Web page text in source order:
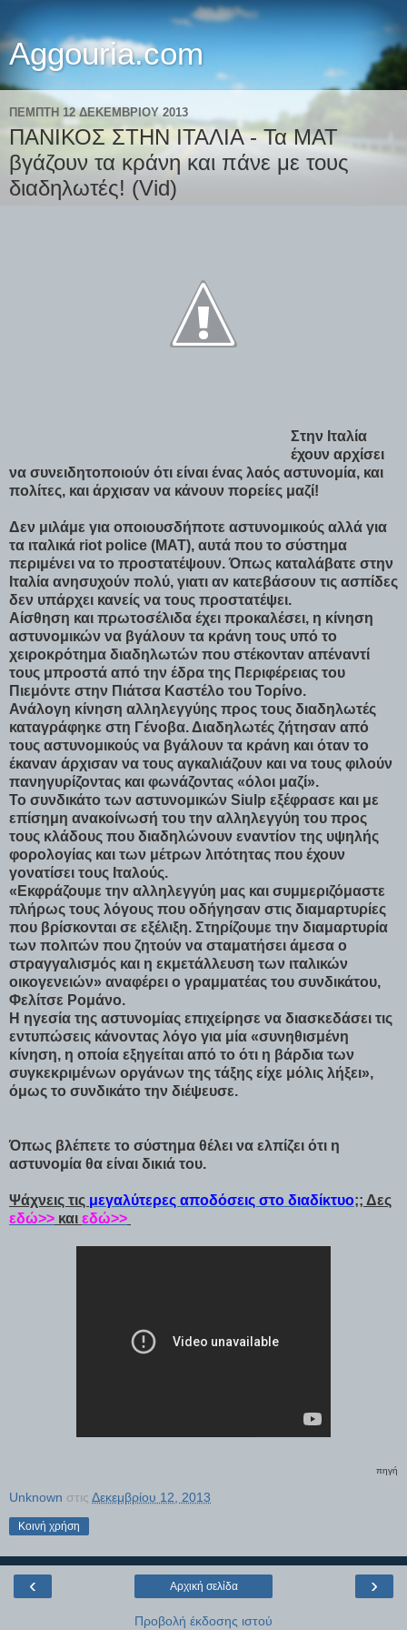
Aggouria.com
ΠΈΜΠΤΗ 12 ΔΕΚΕΜΒΡΊΟΥ 2013
ΠΑΝΙΚΟΣ ΣΤΗΝ ΙΤΑΛΙΑ - Τα ΜΑΤ
βγάζουν τα κράνη και πάνε με τους
διαδηλωτές! (Vid)
Στην Ιταλία
έχουν αρχίσει
να συνειδητοποιούν ότι είναι ένας λαός αστυνομία, και
πολίτες, και άρχισαν να κάνουν πορείες μαζί!
Δεν μιλάμε για οποιουσδήποτε αστυνομικούς αλλά για
τα ιταλικά riot police (ΜΑΤ), αυτά που το σύστημα
περιμένει να το προστατέψουν. Όπως καταλάβατε στην
Ιταλία ανησυχούν πολύ, γιατι αν κατεβάσουν τις ασπίδες
δεν υπάρχει κανείς να τους προστατέψει.
Αίσθηση και πρωτοσέλιδα έχει προκαλέσει, η κίνηση
αστυνομικών να βγάλουν τα κράνη τους υπό το
χειροκρότημα διαδηλωτών που στέκονταν απέναντί
τους μπροστά από την έδρα της Περιφέρειας του
Πιεμόντε στην Πιάτσα Καστέλο του Τορίνο.
Ανάλογη κίνηση αλληλεγγύης προς τους διαδηλωτές
καταγράφηκε στη Γένοβα. Διαδηλωτές ζήτησαν από
τους αστυνομικούς να βγάλουν τα κράνη και όταν το
έκαναν άρχισαν να τους αγκαλιάζουν και να τους φιλούν
πανηγυρίζοντας και φωνάζοντας «όλοι μαζί».
Το συνδικάτο των αστυνομικών Siulp εξέφρασε και με
επίσημη ανακοίνωσή του την αλληλεγγύη του προς
τους κλάδους που διαδηλώνουν εναντίον της υψηλής
φορολογίας και των μέτρων λιτότητας που έχουν
γονατίσει τους Ιταλούς.
«Εκφράζουμε την αλληλεγγύη μας και συμμεριζόμαστε
πλήρως τους λόγους που οδήγησαν στις διαμαρτυρίες
που βρίσκονται σε εξέλιξη. Στηρίζουμε την διαμαρτυρία
των πολιτών που ζητούν να σταματήσει άμεσα ο
στραγγαλισμός και η εκμετάλλευση των ιταλικών
οικογενειών» αναφέρει ο γραμματέας του συνδικάτου,
Φελίτσε Ρομάνο.
Η ηγεσία της αστυνομίας επιχείρησε να διασκεδάσει τις
εντυπώσεις κάνοντας λόγο για μία «συνηθισμένη
κίνηση, η οποία εξηγείται από το ότι η βάρδια των
συγκεκριμένων οργάνων της τάξης είχε μόλις λήξει»,
όμως το συνδικάτο την διέψευσε.
Όπως βλέπετε το σύστημα θέλει να ελπίζει ότι η
αστυνομία θα είναι δικιά του.
Ψάχνεις τις μεγαλύτερες αποδόσεις στο διαδίκτυο;; Δες
εδώ>> και εδώ>>
πηγή
Unknown στις Δεκεμβρίου 12, 2013
Κοινή χρήση
‹ ›
Αρχική σελίδα
Προβολή έκδοσης ιστού